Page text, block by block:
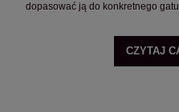
dopasować ją do konkretnego
CZYTAJ